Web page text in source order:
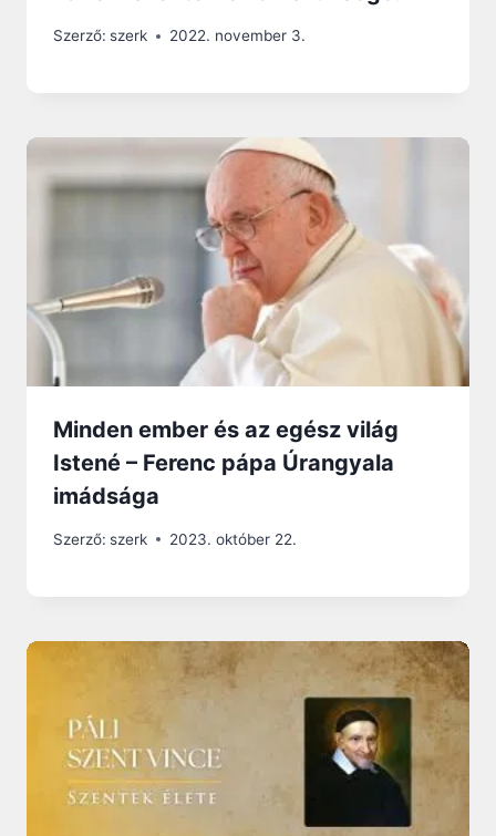
Szerző: szerk 2022. november 3.
Minden ember és az egész világ
Istené – Ferenc pápa Úrangyala
imádsága
Szerző: szerk 2023. október 22.